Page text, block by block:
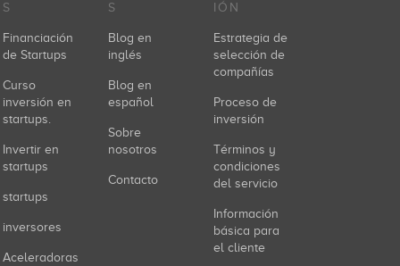
S
Financiación
de Startups
Curso
inversión en
startups.
Invertir en
startups
startups
inversores
Aceleradoras
S
Blog en
inglés
Blog en
español
Sobre
nosotros
Contacto
IÓN
Estrategia de
selección de
compañías
Proceso de
inversión
Términos y
condiciones
del servicio
Información
básica para
el cliente